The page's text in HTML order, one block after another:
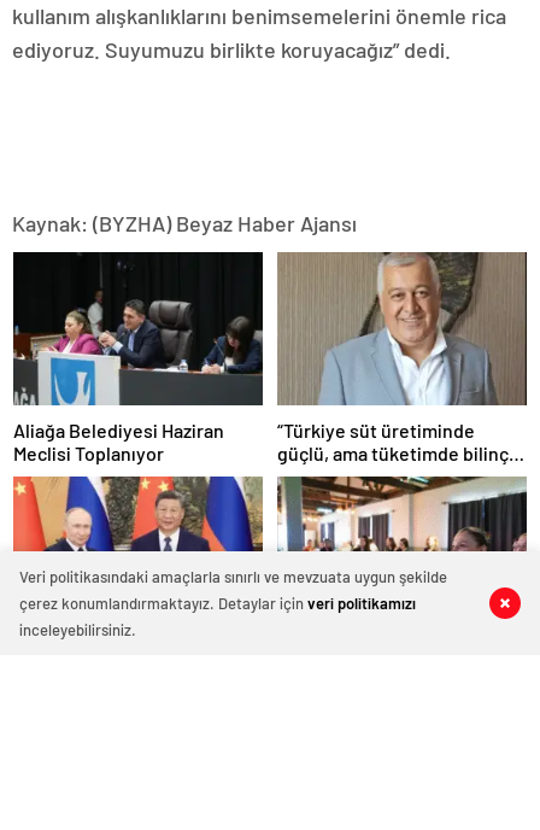
0 0
0 0
0 0
kullanım alışkanlıklarını benimsemelerini önemle rica
ediyoruz. Suyumuzu birlikte koruyacağız” dedi.
Kaynak: (BYZHA) Beyaz Haber Ajansı
Aliağa Belediyesi Haziran
Meclisi Toplanıyor
“Türkiye süt üretiminde
güçlü, ama tüketimde bilinç
şart”
Veri politikasındaki amaçlarla sınırlı ve mevzuata uygun şekilde
çerez konumlandırmaktayız. Detaylar içinveri politikamızı
inceleyebilirsiniz.